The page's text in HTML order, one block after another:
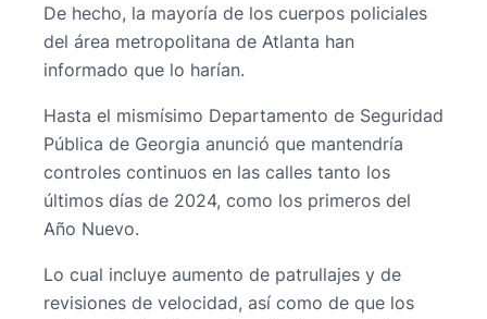
De hecho, la mayoría de los cuerpos policiales
del área metropolitana de Atlanta han
informado que lo harían.
Hasta el mismísimo Departamento de Seguridad
Pública de Georgia anunció que mantendría
controles continuos en las calles tanto los
últimos días de 2024, como los primeros del
Año Nuevo.
Lo cual incluye aumento de patrullajes y de
revisiones de velocidad, así como de que los